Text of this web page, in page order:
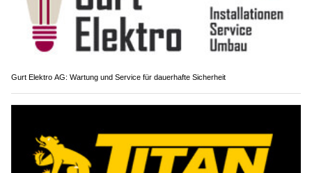
Gurt Elektro AG: Wartung und Service für dauerhafte Sicherheit